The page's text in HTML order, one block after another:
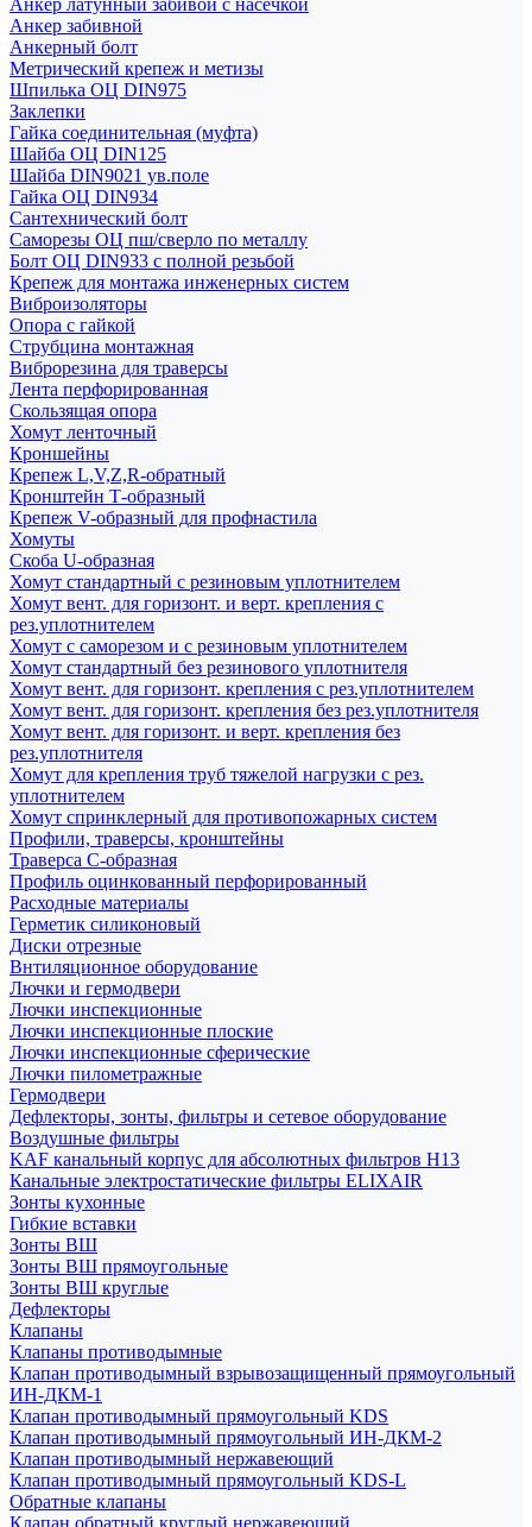
Анкер латунный забивой с насечкой
Анкер забивной
Анкерный болт
Метрический крепеж и метизы
Шпилька ОЦ DIN975
Заклепки
Гайка соединительная (муфта)
Шайба ОЦ DIN125
Шайба DIN9021 ув.поле
Гайка ОЦ DIN934
Сантехнический болт
Саморезы ОЦ пш/сверло по металлу
Болт ОЦ DIN933 с полной резьбой
Крепеж для монтажа инженерных систем
Виброизоляторы
Опора с гайкой
Струбцина монтажная
Виброрезина для траверсы
Лента перфорированная
Скользящая опора
Хомут ленточный
Кроншейны
Крепеж L,V,Z,R-обратный
Кронштейн Т-образный
Крепеж V-образный для профнастила
Хомуты
Скоба U-образная
Хомут стандартный с резиновым уплотнителем
Хомут вент. для горизонт. и верт. крепления с
рез.уплотнителем
Хомут с саморезом и с резиновым уплотнителем
Хомут стандартный без резинового уплотнителя
Хомут вент. для горизонт. крепления с рез.уплотнителем
Хомут вент. для горизонт. крепления без рез.уплотнителя
Хомут вент. для горизонт. и верт. крепления без
рез.уплотнителя
Хомут для крепления труб тяжелой нагрузки с рез.
уплотнителем
Хомут спринклерный для противопожарных систем
Профили, траверсы, кронштейны
Траверса С-образная
Профиль оцинкованный перфорированный
Расходные материалы
Герметик силиконовый
Диски отрезные
Внтиляционное оборудование
Лючки и гермодвери
Лючки инспекционные
Лючки инспекционные плоские
Лючки инспекционные сферические
Лючки пилометражные
Гермодвери
Дефлекторы, зонты, фильтры и сетевое оборудование
Воздушные фильтры
KAF канальный корпус для абсолютных фильтров H13
Канальные электростатические фильтры ELIXAIR
Зонты кухонные
Гибкие вставки
Зонты ВШ
Зонты ВШ прямоугольные
Зонты ВШ круглые
Дефлекторы
Клапаны
Клапаны противодымные
Клапан противодымный взрывозащищенный прямоугольный
ИН-ДКМ-1
Клапан противодымный прямоугольный KDS
Клапан противодымный прямоугольный ИН-ДКМ-2
Клапан противодымный нержавеющий
Клапан противодымный прямоугольный KDS-L
Обратные клапаны
Клапан обратный круглый нержавеющий